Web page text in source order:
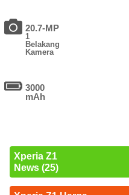
20.7-MP
1
Belakang
Kamera
3000
mAh
Xperia Z1
News (25)